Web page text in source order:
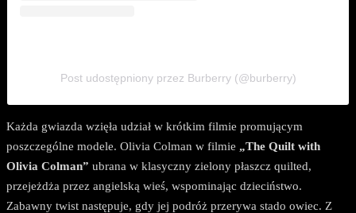
Post udostępniony przez Burberry (@burberry)
Każda gwiazda wzięła udział w krótkim filmie promującym
poszczególne modele. Olivia Colman w filmie „The Quilt with
Olivia Colman” ubrana w klasyczny zielony płaszcz quilted,
przejeżdża przez angielską wieś, wspominając dzieciństwo.
Zabawny twist następuje, gdy jej podróż przerywa stado owiec. Z